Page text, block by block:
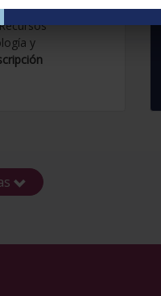
en el
y